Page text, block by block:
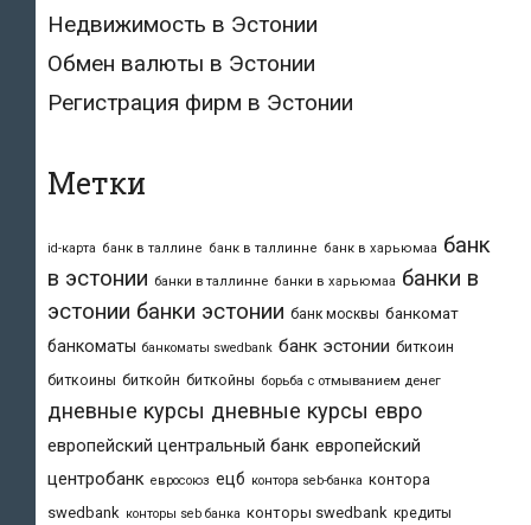
Недвижимость в Эстонии
Обмен валюты в Эстонии
Регистрация фирм в Эстонии
Метки
id-карта банк в таллине банк в таллинне банк в харьюмаа банк
в эстонии банки в таллинне банки в харьюмаа банки в
эстонии банки эстонии банк москвы банкомат
банкоматы банкоматы swedbank банк эстонии биткоин
биткоины биткойн биткойны борьба с отмыванием денег
дневные курсы дневные курсы евро
европейский центральный банк европейский
центробанк евросоюз ецб контора seb-банка контора
swedbank конторы seb банка конторы swedbank кредиты